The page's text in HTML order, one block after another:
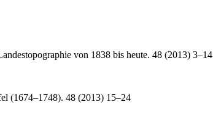
von 1838 bis heute. 48 (2013) 3–14
(1674–1748). 48 (2013) 15–24